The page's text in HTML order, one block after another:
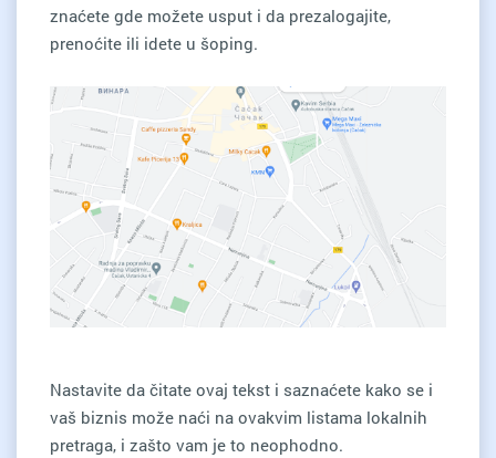
znaćete gde možete usput i da prezalogajite,
prenoćite ili idete u šoping.
Nastavite da čitate ovaj tekst i saznaćete kako se i
vaš biznis može naći na ovakvim listama lokalnih
pretraga, i zašto vam je to neophodno.